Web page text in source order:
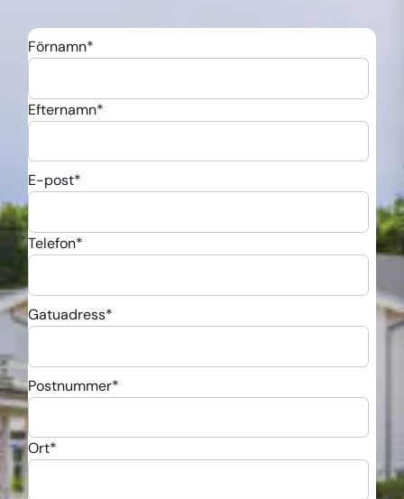
Förnamn*
Efternamn*
E-post*
Telefon*
Gatuadress*
Postnummer*
Ort*